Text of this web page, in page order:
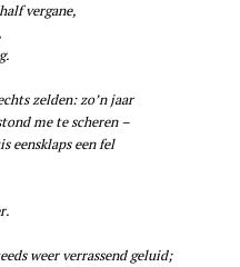
vergane,
zelden: zo’n jaar
me te scheren –
eensklaps een fel
weer verrassend geluid;